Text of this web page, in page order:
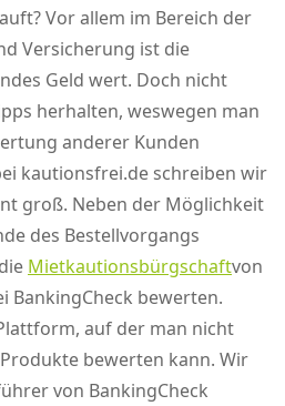
Vor allem im Bereich der
Versicherung ist die
Geld wert. Doch nicht
herhalten, weswegen man
anderer Kunden
kautionsfrei.de schreiben wir
groß. Neben der Möglichkeit
des Bestellvorgangs
Mietkautionsbürgschaftvon
BankingCheck bewerten.
auf der man nicht
bewerten kann. Wir
von BankingCheck